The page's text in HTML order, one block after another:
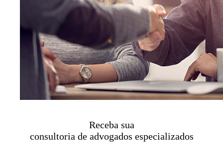
Receba sua
consultoria de advogados especializados